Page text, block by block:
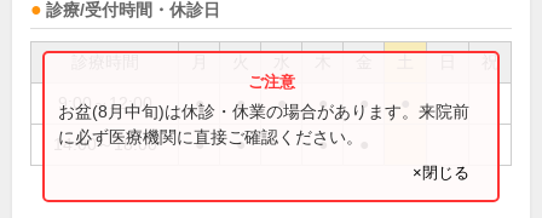
診療/受付時間・休診日
祝
9:00～12:00 ● ● ● ● ●
14:00～18:00 ● ● ●
お盆(8月中旬)は休診・休業の場合があります。来院前
に必ず医療機関に直接ご確認ください。
×閉じる